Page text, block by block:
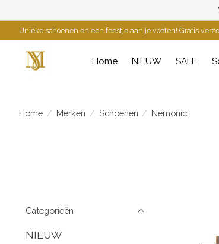
Unieke schoenen en een feestje aan je voeten! Gratis
Home NIEUW SALE
Home / Merken / Schoenen / Nemonic
Categorieën
NIEUW